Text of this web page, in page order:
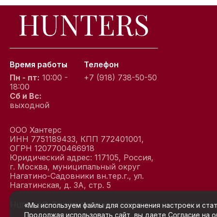
Время работы
Пн - пт: 10:00 -
18:00
Сб и Вс:
выходной
Телефон
+7 (918) 738-50-50
ООО Хантерс
ИНН 7751189433, КПП 772401001,
ОГРН 1207700466918
Юридический адрес: 117105, Россия,
г. Москва, муниципальный округ
Нагатино-Садовники вн.тер.г., ул.
Нагатинская, д. 3А, стр. 5
Hunters© Все права защищены
«Мы используем файлы для сохранения настроек и
Продолжая использовать сайт, вы даете Согласие на